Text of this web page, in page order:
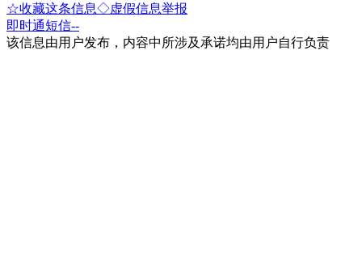
☆收藏这条信息◇虚假信息举报
即时通短信--
该信息由用户发布，内容中所涉及承诺均由用户自行负责